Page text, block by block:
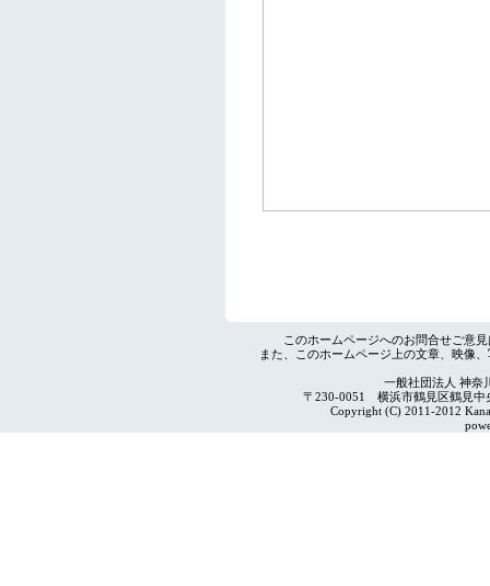
このホームページへのお問合せご意
また、このホームページ上の文章、映像
一般社団法人 神奈
〒230-0051 横浜市鶴見区鶴見
Copyright (C) 2011-2012